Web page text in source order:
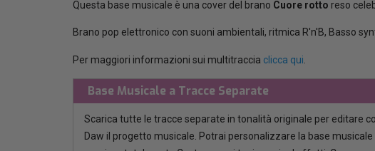
Questa base musicale è una cover del brano Cuore rotto reso
Brano pop elettronico con suoni ambientali, ritmica R'n'B, Basso
Per maggiori informazioni sui multitraccia clicca qui
Base Musicale a Tracce Separate
Scarica tutte le tracce separate in tonalità originale per editare
Daw il progetto musicale. Potrai personalizzare la base musicale